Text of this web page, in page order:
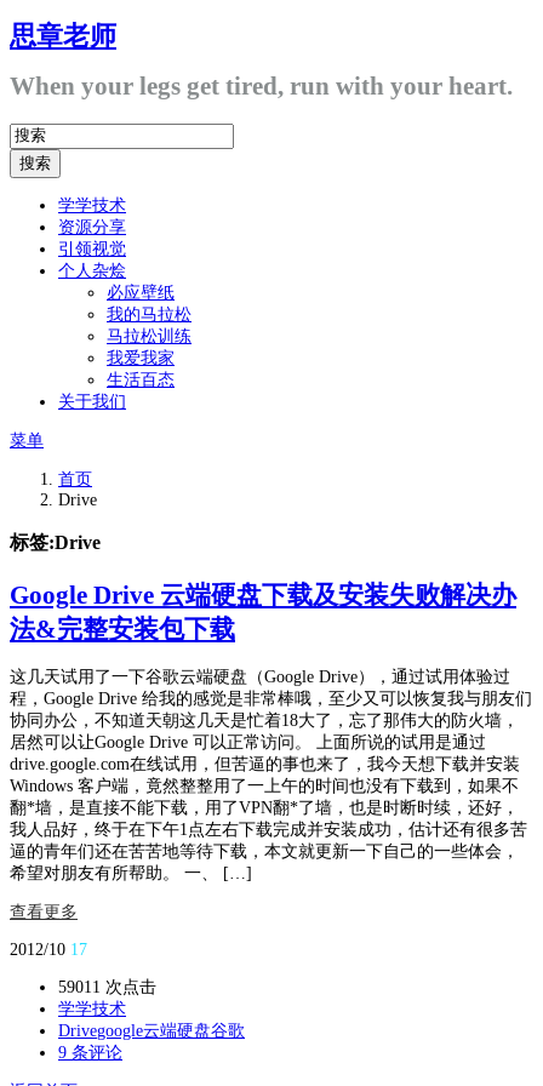
思章老师
When your legs get tired, run with your heart.
学学技术
资源分享
引领视觉
个人杂烩
必应壁纸
我的马拉松
马拉松训练
我爱我家
生活百态
关于我们
菜单
首页
Drive
标签:Drive
Google Drive 云端硬盘下载及安装失败解决办
法&完整安装包下载
这几天试用了一下谷歌云端硬盘（Google Drive），通过试用体验过
程，Google Drive 给我的感觉是非常棒哦，至少又可以恢复我与朋友们
协同办公，不知道天朝这几天是忙着18大了，忘了那伟大的防火墙，
居然可以让Google Drive 可以正常访问。 上面所说的试用是通过
drive.google.com在线试用，但苦逼的事也来了，我今天想下载并安装
Windows 客户端，竟然整整用了一上午的时间也没有下载到，如果不
翻*墙，是直接不能下载，用了VPN翻*了墙，也是时断时续，还好，
我人品好，终于在下午1点左右下载完成并安装成功，估计还有很多苦
逼的青年们还在苦苦地等待下载，本文就更新一下自己的一些体会，
希望对朋友有所帮助。 一、 […]
查看更多
2012/10 17
59011 次点击
学学技术
Drivegoogle云端硬盘谷歌
9 条评论